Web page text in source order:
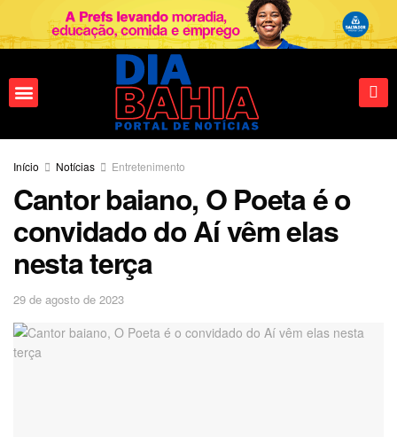
Início Notícias Entretenimento
Cantor baiano, O Poeta é o
convidado do Aí vêm elas
nesta terça
29 de agosto de 2023